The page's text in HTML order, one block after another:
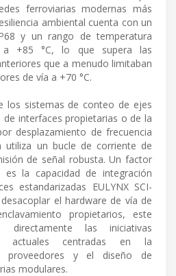
ferroviarias modernas más
ambiental cuenta con un
y un rango de temperatura
a +85 °C, lo que supera las
que a menudo limitaban
de vía a +70 °C.
los sistemas de conteo de ejes
interfaces propietarias o de la
desplazamiento de frecuencia
utiliza un bucle de corriente de
de señal robusta. Un factor
es la capacidad de integración
estandarizadas EULYNX SCI-
el hardware de vía de
propietarios, este
las iniciativas
actuales centradas en la
proveedores y el diseño de
modulares.